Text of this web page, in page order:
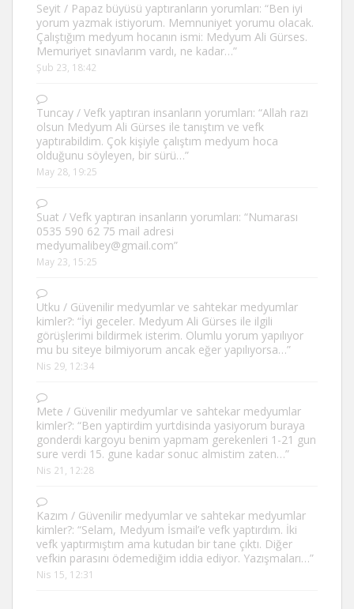
Seyit / Papaz büyüsü yaptıranların yorumları: “Ben iyi
yorum yazmak istiyorum. Memnuniyet yorumu olacak.
Çalıştığım medyum hocanın ismi: Medyum Ali Gürses.
Memuriyet sınavlarım vardı, ne kadar…”
Şub 23, 18:42
Tuncay / Vefk yaptıran insanların yorumları: “Allah razı
olsun Medyum Ali Gürses ile tanıştım ve vefk
yaptırabildim. Çok kişiyle çalıştım medyum hoca
olduğunu söyleyen, bir sürü…”
May 28, 19:25
Suat / Vefk yaptıran insanların yorumları: “Numarası
0535 590 62 75 mail adresi
medyumalibey@gmail.com”
May 23, 15:25
Utku / Güvenilir medyumlar ve sahtekar medyumlar
kimler?: “İyi geceler. Medyum Ali Gürses ile ilgili
görüşlerimi bildirmek isterim. Olumlu yorum yapılıyor
mu bu siteye bilmiyorum ancak eğer yapılıyorsa…”
Nis 29, 12:34
Mete / Güvenilir medyumlar ve sahtekar medyumlar
kimler?: “Ben yaptirdim yurtdisinda yasiyorum buraya
gonderdi kargoyu benim yapmam gerekenleri 1-21 gun
sure verdi 15. gune kadar sonuc almistim zaten…”
Nis 21, 12:28
Kazım / Güvenilir medyumlar ve sahtekar medyumlar
kimler?: “Selam, Medyum İsmail’e vefk yaptırdım. İki
vefk yaptırmıştım ama kutudan bir tane çıktı. Diğer
vefkin parasını ödemediğim iddia ediyor. Yazışmaları…”
Nis 15, 12:31